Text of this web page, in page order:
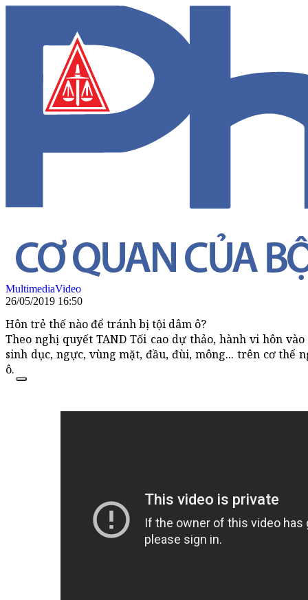
MultimediaVideo
26/05/2019 16:50
Hôn trẻ thế nào để tránh bị tội dâm ô?
Theo nghị quyết TAND Tối cao dự thảo, hành vi hôn
sinh dục, ngực, vùng mặt, đầu, đùi, mông... trên cơ thể
ô.